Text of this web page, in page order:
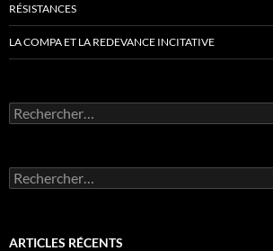
RÉSISTANCES
LA COMPA ET LA REDEVANCE INCITATIVE
Rechercher :
Rechercher :
ARTICLES RÉCENTS